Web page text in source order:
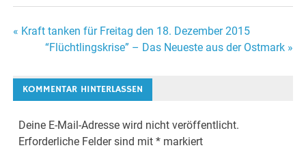
Beitrags-
Navigation
« Kraft tanken für Freitag den 18. Dezember 2015
“Flüchtlingskrise” – Das Neueste aus der Ostmark »
KOMMENTAR HINTERLASSEN
Deine E-Mail-Adresse wird nicht veröffentlicht.
Erforderliche Felder sind mit* markiert